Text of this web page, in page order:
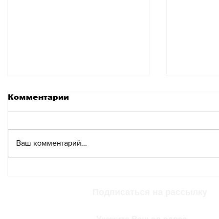
Комментарии
Ваш комментарий...